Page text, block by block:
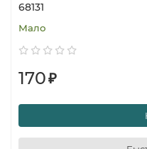
68131
Мало
170₽